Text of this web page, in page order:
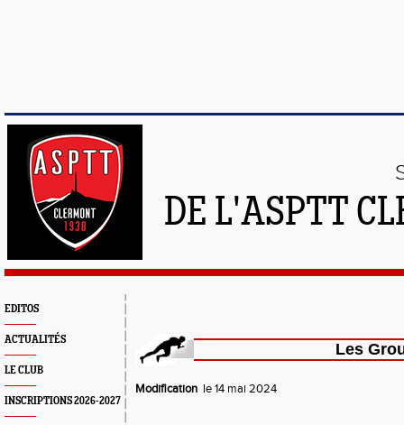
DE L'ASPTT
EDITOS
ACTUALITÉS
LE CLUB
INSCRIPTIONS 2026-2027
Les
Modification le 14 mai 2024